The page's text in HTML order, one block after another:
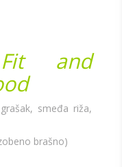
and
smeđa riža,
brašno)